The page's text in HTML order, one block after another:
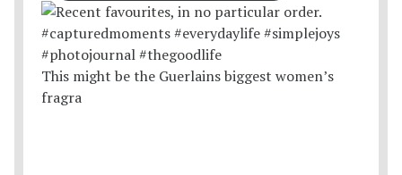
This might be the Guerlains biggest women’s
fragra